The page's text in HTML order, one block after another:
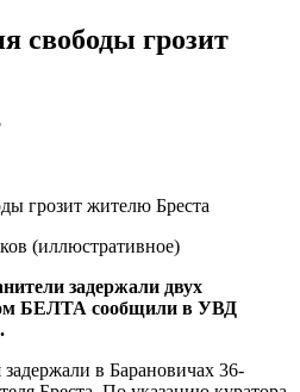
свободы грозит
(иллюстративное)
задержали двух
БЕЛТА сообщили в УВД
в Барановичах 36-